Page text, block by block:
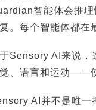
智能体会推
。每个智能体都在
Sensory AI来说
、语言和运动——
AI并不是唯一